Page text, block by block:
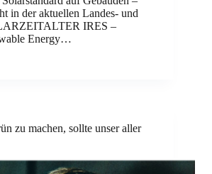
in der aktuellen Landes- und
IRES –
Energy…
zu machen, sollte unser aller